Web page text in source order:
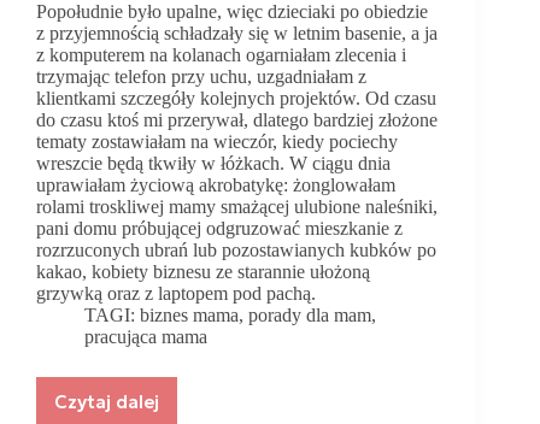
Popołudnie było upalne, więc dzieciaki po obiedzie
z przyjemnością schładzały się w letnim basenie, a ja
z komputerem na kolanach ogarniałam zlecenia i
trzymając telefon przy uchu, uzgadniałam z
klientkami szczegóły kolejnych projektów. Od czasu
do czasu ktoś mi przerywał, dlatego bardziej złożone
tematy zostawiałam na wieczór, kiedy pociechy
wreszcie będą tkwiły w łóżkach. W ciągu dnia
uprawiałam życiową akrobatykę: żonglowałam
rolami troskliwej mamy smażącej ulubione naleśniki,
pani domu próbującej odgruzować mieszkanie z
rozrzuconych ubrań lub pozostawianych kubków po
kakao, kobiety biznesu ze starannie ułożoną
grzywką oraz z laptopem pod pachą.
TAGI: biznes mama,porady dla mam,
pracująca mama
Czytaj dalej
Rób